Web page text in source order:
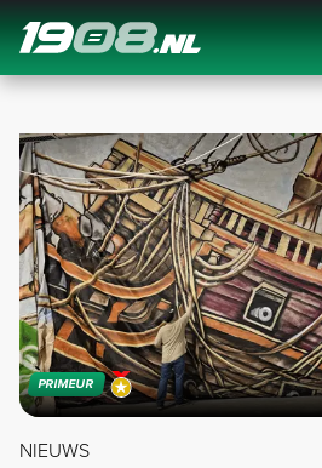
Navigation
PRIMEUR
NIEUWS